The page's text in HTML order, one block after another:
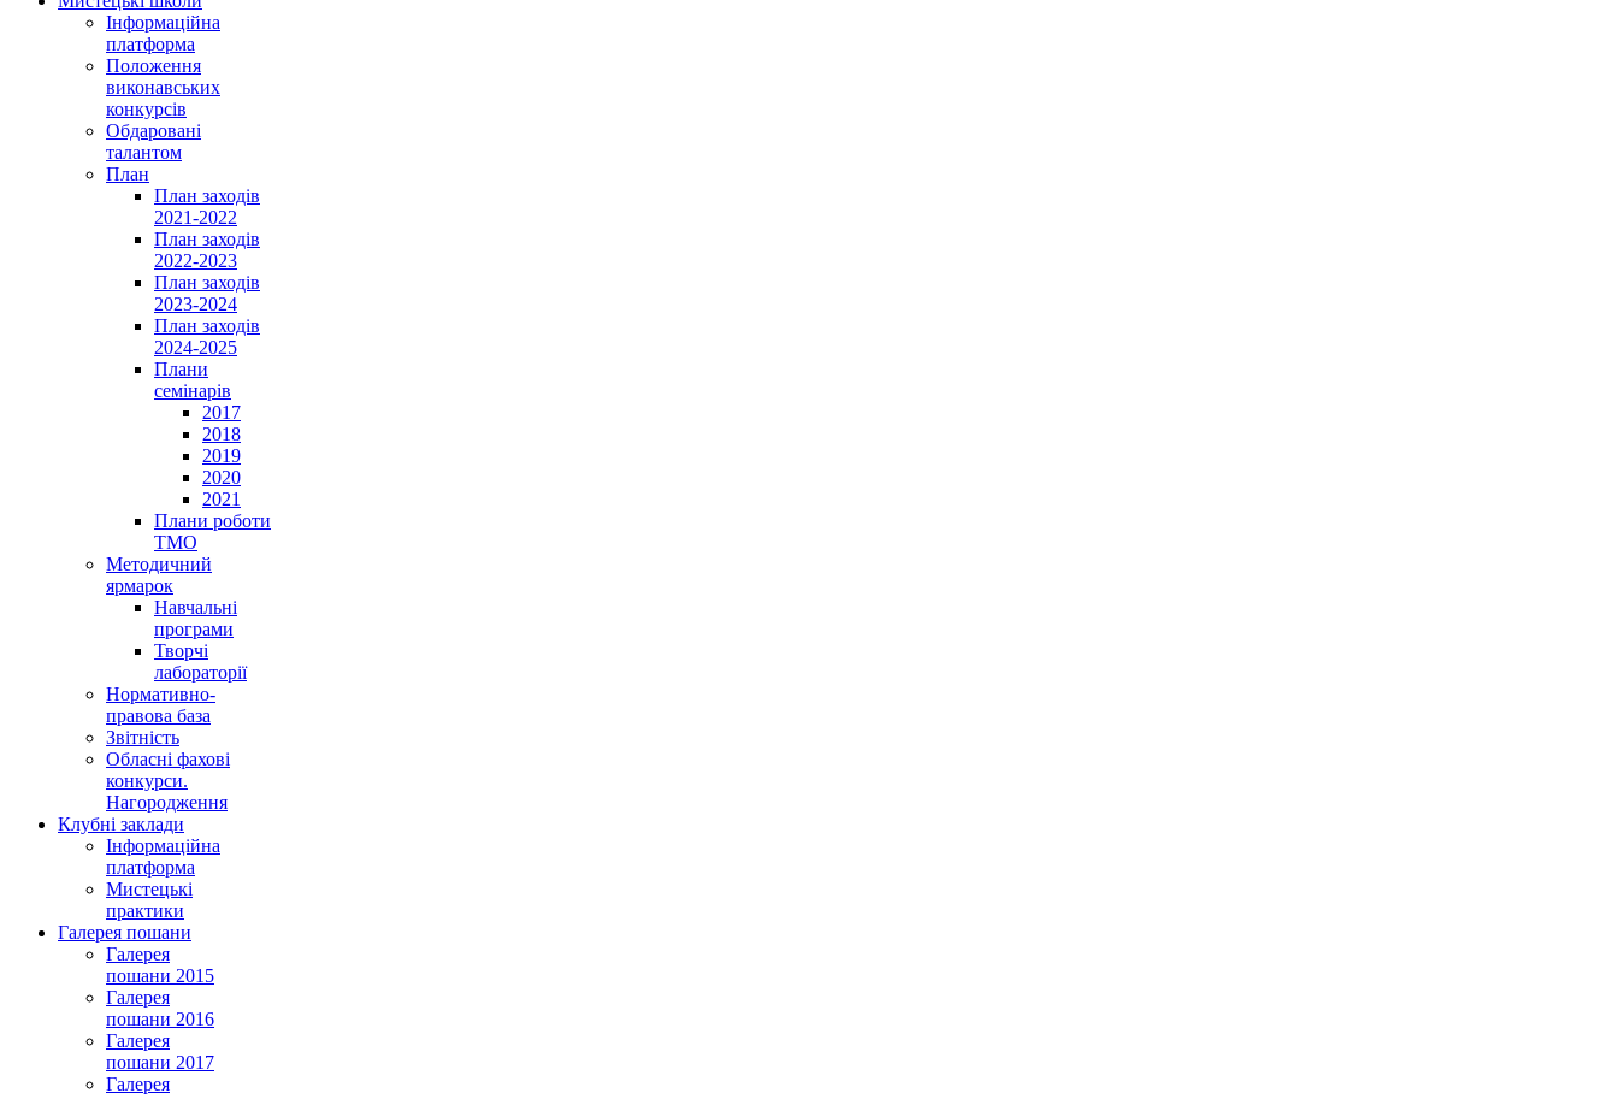
Інформаційна
платформа
Положення
виконавських
конкурсів
Обдаровані
талантом
План
План заходів
2021-2022
План заходів
2022-2023
План заходів
2023-2024
План заходів
2024-2025
Плани
семінарів
2017
2018
2019
2020
2021
Плани роботи
ТМО
Методичний
ярмарок
Навчальні
програми
Творчі
лабораторії
Нормативно-
правова база
Звітність
Обласні фахові
конкурси.
Нагородження
Клубні заклади
Інформаційна
платформа
Мистецькі
практики
Галерея пошани
Галерея
пошани 2015
Галерея
пошани 2016
Галерея
пошани 2017
Галерея